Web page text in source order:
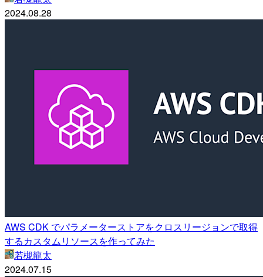
2024.08.28
AWS CDK でパラメーターストアをクロスリージョンで取得
するカスタムリソースを作ってみた
若槻龍太
2024.07.15